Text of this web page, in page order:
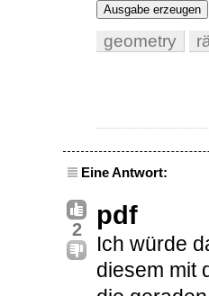
Ausgabe erzeugen
geometry
Eine Antwort:
2 pdf
Ich würde
diesem mit